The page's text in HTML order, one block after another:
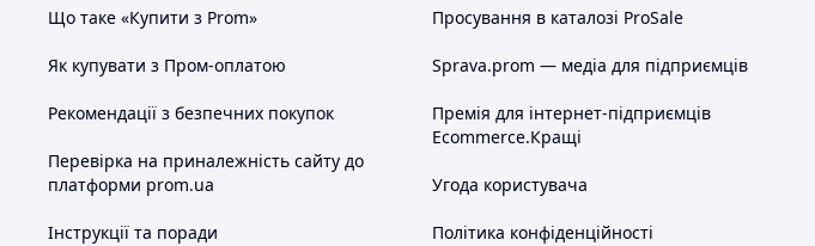
Що таке «Купити з Prom»
Як купувати з Пром-оплатою
Рекомендації з безпечних покупок
Перевірка на приналежність сайту до
платформи prom.ua
Інструкції та поради
Просування в каталозі ProSale
Sprava.prom — медіа для підприємців
Премія для інтернет-підприємців
Ecommerce.Кращі
Угода користувача
Політика конфіденційності